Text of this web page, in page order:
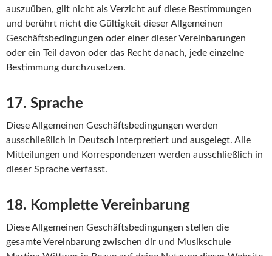
auszuüben, gilt nicht als Verzicht auf diese Bestimmungen
und berührt nicht die Gültigkeit dieser Allgemeinen
Geschäftsbedingungen oder einer dieser Vereinbarungen
oder ein Teil davon oder das Recht danach, jede einzelne
Bestimmung durchzusetzen.
17. Sprache
Diese Allgemeinen Geschäftsbedingungen werden
ausschließlich in Deutsch interpretiert und ausgelegt. Alle
Mitteilungen und Korrespondenzen werden ausschließlich in
dieser Sprache verfasst.
18. Komplette Vereinbarung
Diese Allgemeinen Geschäftsbedingungen stellen die
gesamte Vereinbarung zwischen dir und Musikschule